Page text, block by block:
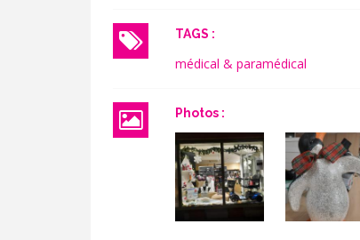
TAGS :
médical & paramédical
Photos :